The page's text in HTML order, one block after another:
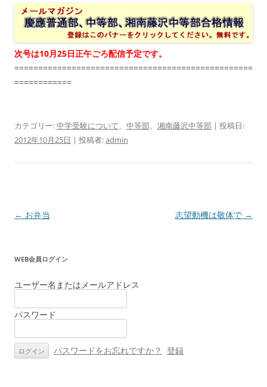
次号は10月25日正午ごろ配信予定です。
==================================================
============
カテゴリー:中学受験について、 中等部、 湘南藤沢中等部 | 投稿日:
2012年10月25日 | 投稿者:admin
投
ビ
ゲ
シ
ン
← お弁当 志望動機は敬体で →
WEB会員ログイン
ユーザー名またはメールアドレス
パスワード
パスワードをお忘れですか？ 登録